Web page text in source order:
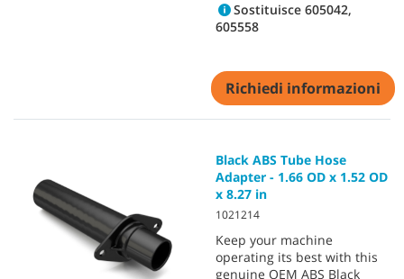
Sostituisce 605042,
605558
Richiedi informazioni
Black ABS Tube Hose
Adapter - 1.66 OD x 1.52 OD
x 8.27 in
1021214
Keep your machine
operating its best with this
genuine OEM ABS Black